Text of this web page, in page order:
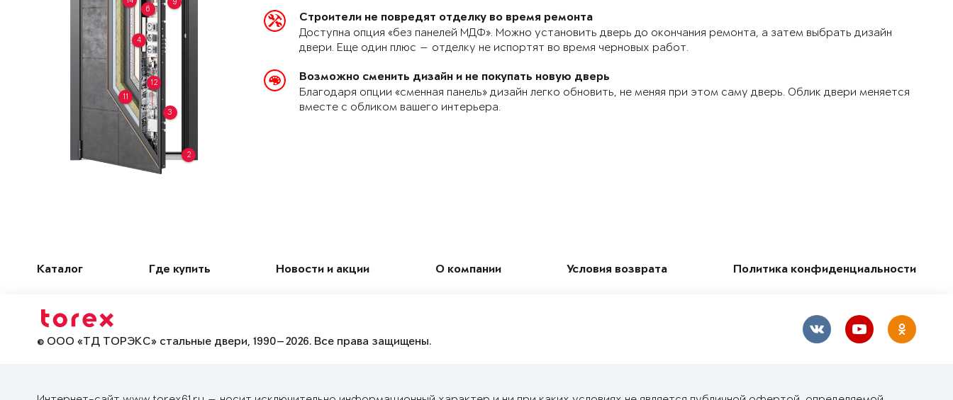
2
3
4
6
9
11
12
Строители не повредят отделку во время ремонта
Доступна опция «без панелей МДФ». Можно установить дверь до окончания ремонта, а затем выбрать дизайн
двери. Еще один плюс — отделку не испортят во время черновых работ.
Возможно сменить дизайн и не покупать новую дверь
Благодаря опции «сменная панель» дизайн легко обновить, не меняя при этом саму дверь. Облик двери меняется
вместе с обликом вашего интерьера.
Каталог Где купить Новости и акции О компании Условия возврата Политика конфиденциальности
© ООО «ТД ТОРЭКС» стальные двери, 1990—2026. Все права защищены.